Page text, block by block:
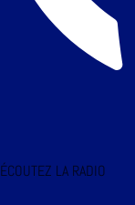
ÉCOUTEZ LA RADIO